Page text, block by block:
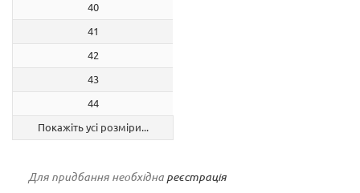
40
41
42
43
44
Покажіть усі розміри...
Для придбання необхідна реєстрація